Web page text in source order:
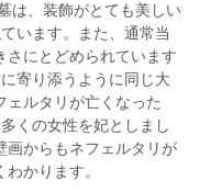
は、装飾がとても美しい
います。また、通常当
さにとどめられています
寄り添うように同じ大
ェルタリが亡くなった
くの女性を妃としまし
画からもネフェルタリが
かります。